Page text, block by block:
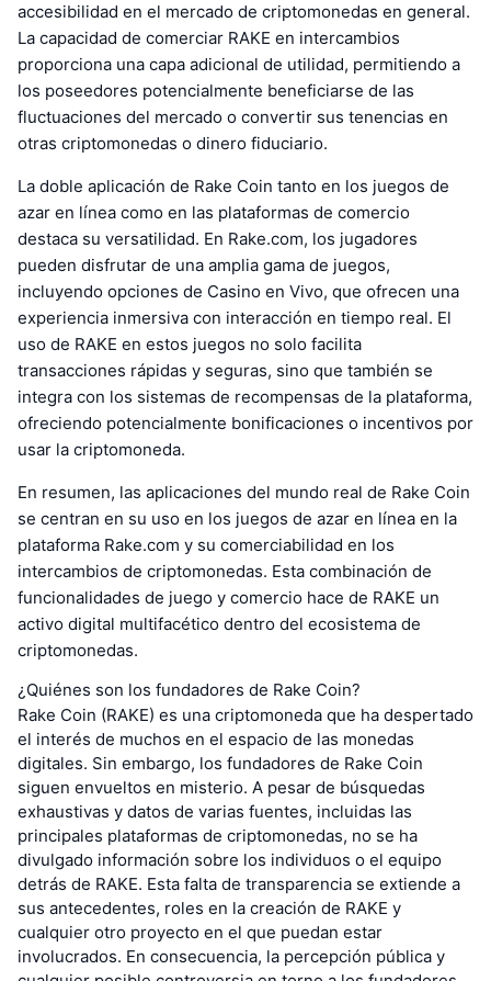
accesibilidad en el mercado de criptomonedas en general.
La capacidad de comerciar RAKE en intercambios
proporciona una capa adicional de utilidad, permitiendo a
los poseedores potencialmente beneficiarse de las
fluctuaciones del mercado o convertir sus tenencias en
otras criptomonedas o dinero fiduciario.
La doble aplicación de Rake Coin tanto en los juegos de
azar en línea como en las plataformas de comercio
destaca su versatilidad. En Rake.com, los jugadores
pueden disfrutar de una amplia gama de juegos,
incluyendo opciones de Casino en Vivo, que ofrecen una
experiencia inmersiva con interacción en tiempo real. El
uso de RAKE en estos juegos no solo facilita
transacciones rápidas y seguras, sino que también se
integra con los sistemas de recompensas de la plataforma,
ofreciendo potencialmente bonificaciones o incentivos por
usar la criptomoneda.
En resumen, las aplicaciones del mundo real de Rake Coin
se centran en su uso en los juegos de azar en línea en la
plataforma Rake.com y su comerciabilidad en los
intercambios de criptomonedas. Esta combinación de
funcionalidades de juego y comercio hace de RAKE un
activo digital multifacético dentro del ecosistema de
criptomonedas.
¿Quiénes son los fundadores de Rake Coin?
Rake Coin (RAKE) es una criptomoneda que ha despertado
el interés de muchos en el espacio de las monedas
digitales. Sin embargo, los fundadores de Rake Coin
siguen envueltos en misterio. A pesar de búsquedas
exhaustivas y datos de varias fuentes, incluidas las
principales plataformas de criptomonedas, no se ha
divulgado información sobre los individuos o el equipo
detrás de RAKE. Esta falta de transparencia se extiende a
sus antecedentes, roles en la creación de RAKE y
cualquier otro proyecto en el que puedan estar
involucrados. En consecuencia, la percepción pública y